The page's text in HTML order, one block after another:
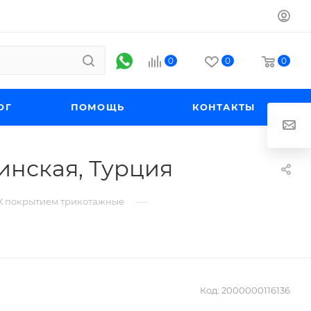
0 0 0
ПОМОЩЬ КОНТАКТЫ
Турция
трикотажные —
Код: 2000000116136